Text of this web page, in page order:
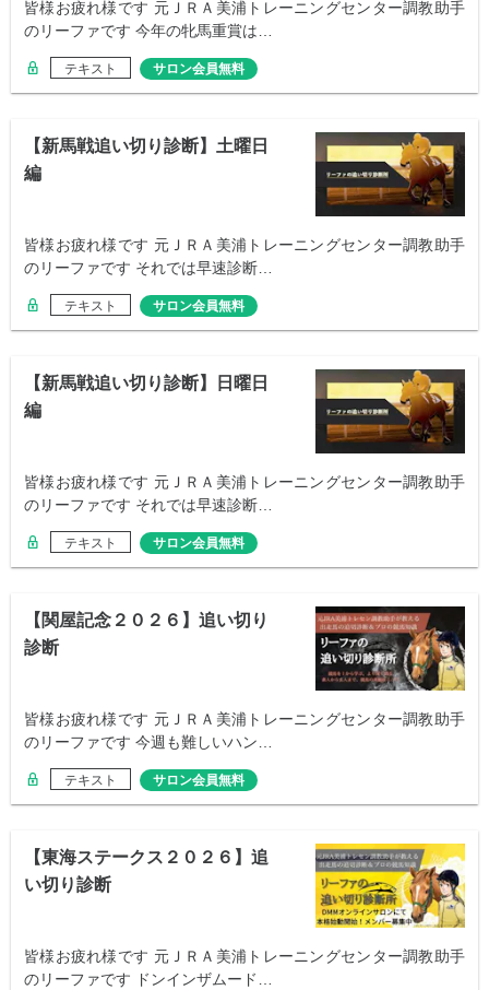
皆様お疲れ様です 元ＪＲＡ美浦トレーニングセンター調教助手
のリーファです 今年の牝馬重賞は…
テキスト サロン会員無料
【新馬戦追い切り診断】土曜日
編
皆様お疲れ様です 元ＪＲＡ美浦トレーニングセンター調教助手
のリーファです それでは早速診断…
テキスト サロン会員無料
【新馬戦追い切り診断】日曜日
編
皆様お疲れ様です 元ＪＲＡ美浦トレーニングセンター調教助手
のリーファです それでは早速診断…
テキスト サロン会員無料
【関屋記念２０２６】追い切り
診断
皆様お疲れ様です 元ＪＲＡ美浦トレーニングセンター調教助手
のリーファです 今週も難しいハン…
テキスト サロン会員無料
【東海ステークス２０２６】追
い切り診断
皆様お疲れ様です 元ＪＲＡ美浦トレーニングセンター調教助手
のリーファです ドンインザムード…